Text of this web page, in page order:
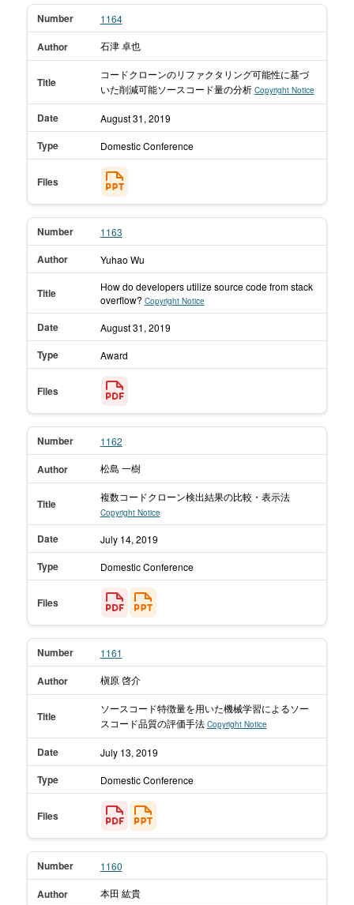
Number 1164
Author 石津 卓也
Title
コードクローンのリファクタリング可能性に基づ
いた 削減可能ソースコード量の分析 Copyright Notice
Date August 31, 2019
Type Domestic Conference
Files
Number 1163
Author Yuhao Wu
Title
How do developers utilize source code from stack
overflow? Copyright Notice
Date August 31, 2019
Type Award
Files
Number 1162
Author 松島 一樹
Title
複数コードクローン検出結果の比較・表示法
Copyright Notice
Date July 14, 2019
Type Domestic Conference
Files
Number 1161
Author 槇原 啓介
Title
ソースコード特徴量を用いた機械学習によるソー
スコード品質の評価手法 Copyright Notice
Date July 13, 2019
Type Domestic Conference
Files
Number 1160
Author 本田 紘貴